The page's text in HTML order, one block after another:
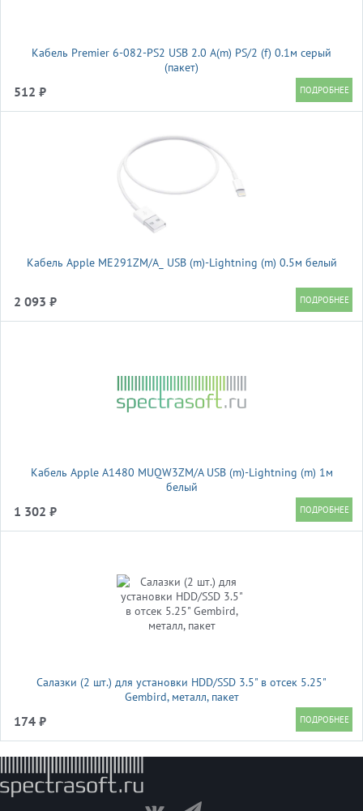
Кабель Premier 6-082-PS2 USB 2.0 A(m) PS/2 (f) 0.1м серый
(пакет)
512 ₽
Кабель Apple ME291ZM/A_ USB (m)-Lightning (m) 0.5м белый
2 093 ₽
Кабель Apple A1480 MUQW3ZM/A USB (m)-Lightning (m) 1м
белый
1 302 ₽
Салазки (2 шт.) для установки HDD/SSD 3.5" в отсек 5.25"
Gembird, металл, пакет
174 ₽